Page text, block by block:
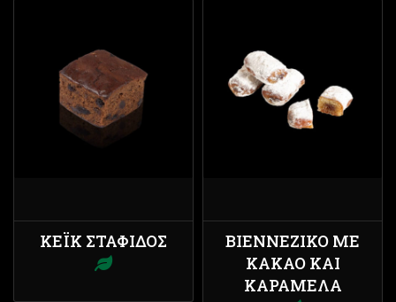
ΚΈΙΚ ΣΤΑΦΊΔΟΣ
ΒΙΕΝΝΈΖΙΚΟ ΜΕ
ΚΑΚΆΟ ΚΑΙ
ΚΑΡΑΜΈΛΑ